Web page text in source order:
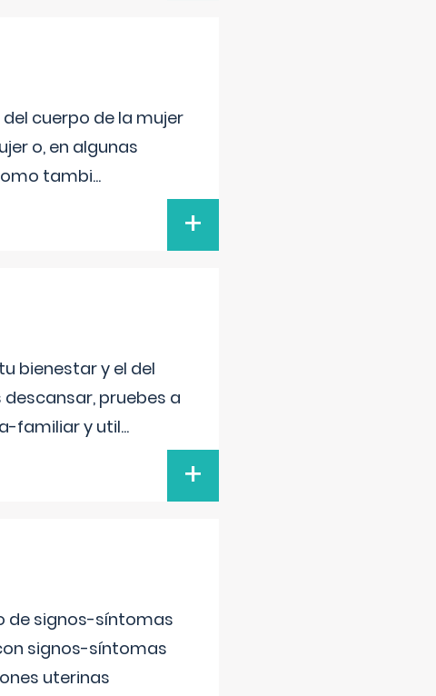
cuerpo de la mujer
o, en algunas
tambi...
+
bienestar y el del
pruebes a
familiar y util...
+
de signos-síntomas
signos-síntomas
uterinas